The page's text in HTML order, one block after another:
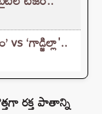
‘గాడ్జిల్లా'..
రక్త పాతాన్ని